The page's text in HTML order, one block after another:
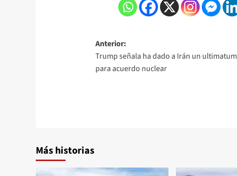
Anterior:
Trump señala ha dado a Irán un ultimatum
para acuerdo nuclear
Más historias